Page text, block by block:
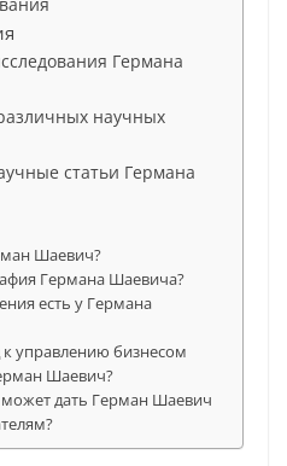
Германа
научных
статьи Германа
Шаевич?
Германа Шаевича?
есть у Германа
управлению бизнесом
Шаевич?
может дать Герман Шаевич